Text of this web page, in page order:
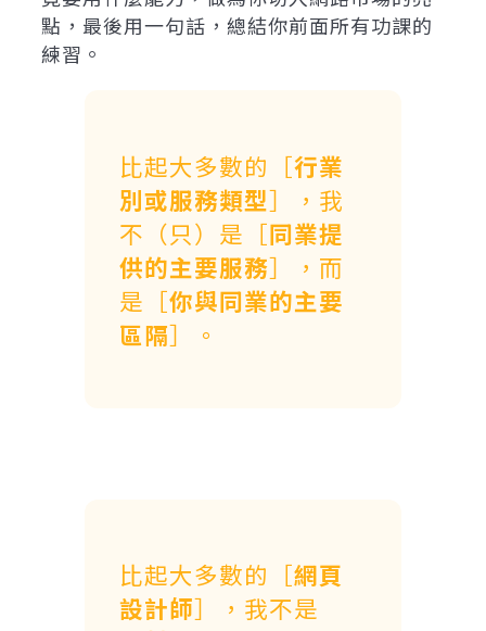
點，最後用一句話，總結你前面所有功課的
練習。
比起大多數的［行業
別或服務類型］，我
不（只）是［同業提
供的主要服務］，而
是［你與同業的主要
區隔］。
比起大多數的［網頁
設計師］，我不是